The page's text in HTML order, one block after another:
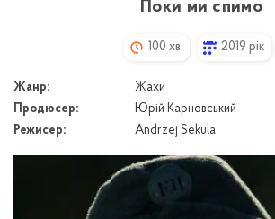
Поки ми спимо
100 хв. 2019 рік
Жанр:
Жахи
Продюсер:
Юрій Карновський
Режисер:
Andrzej Sekula